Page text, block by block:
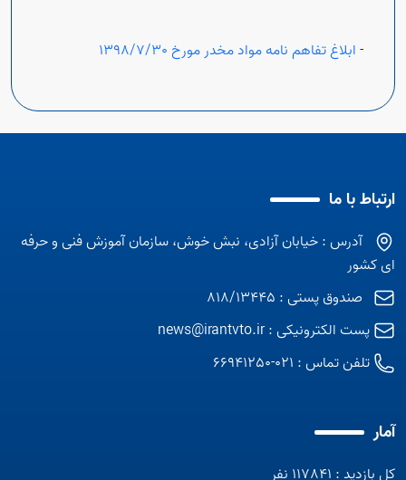
-ابلاغ تفاهم نامه مواد مخدر مورخ 1398/7/30
ارتباط با ما
آدرس : خیابان آزادی، نبش خوش، سازمان آموزش فنی و حرفه
ای کشور
صندوق پستی : 818/13445
پست الکترونیکی :news@irantvto.ir
تلفن تماس : 021-66941250
آمار
کل بازدید : 117841 نفر